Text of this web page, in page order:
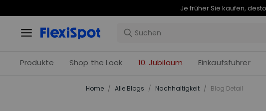
Produkte Shop the Look 10. Jubiläum Einkaufsführer
Home / Alle Blogs / Nachhaltigkeit / Blog Detail